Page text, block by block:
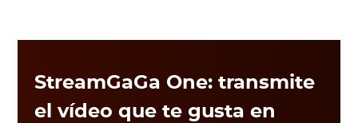
StreamGaGa One: transmite
el vídeo que te gusta en